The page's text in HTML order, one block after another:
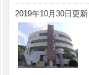
2019年10月30日更新